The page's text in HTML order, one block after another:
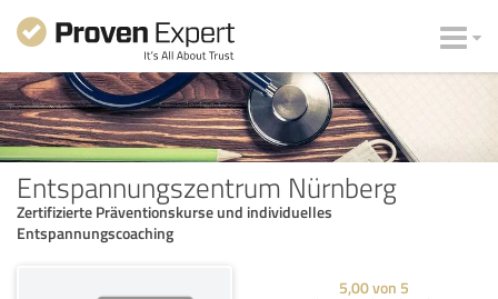
Entspannungszentrum Nürnberg
Zertifizierte Präventionskurse und individuelles
Entspannungscoaching
5,00von 5